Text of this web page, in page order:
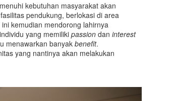
kebutuhan masyarakat akan
fasilitas pendukung, berlokasi di area
kemudian mendorong lahirnya
yang memiliki passion dan interest
menawarkan banyakbenefit.
yang nantinya akan melakukan